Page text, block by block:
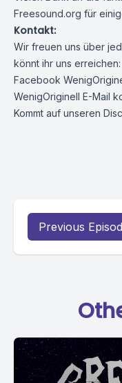
Freesound.org für
Kontakt:
Wir freuen uns über
könnt ihr uns erreichen:
Facebook
WenigOriginell E-Mail
Kommt auf unseren
Previous